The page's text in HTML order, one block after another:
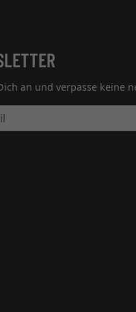
an und verpasse keine